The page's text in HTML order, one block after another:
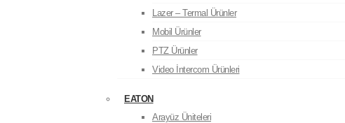
Lazer – Termal Ürünler
Mobil Ürünler
PTZ Ürünler
Video İntercom Ürünleri
EATON
Arayüz Üniteleri